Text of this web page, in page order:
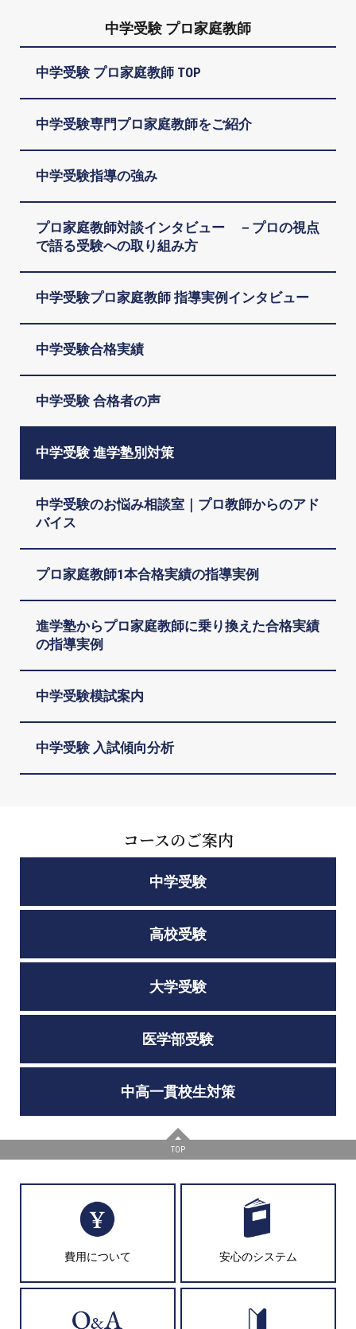
中学受験 プロ家庭教師
中学受験 プロ家庭教師 TOP
中学受験専門プロ家庭教師をご紹介
中学受験指導の強み
プロ家庭教師対談インタビュー －プロの視点
で語る受験への取り組み方
中学受験プロ家庭教師 指導実例インタビュー
中学受験合格実績
中学受験 合格者の声
中学受験 進学塾別対策
中学受験のお悩み相談室｜プロ教師からのアド
バイス
プロ家庭教師1本合格実績の指導実例
進学塾からプロ家庭教師に乗り換えた合格実績
の指導実例
中学受験模試案内
中学受験 入試傾向分析
コースのご案内
中学受験
高校受験
大学受験
医学部受験
中高一貫校生対策
TOP
費用について 安心のシステム